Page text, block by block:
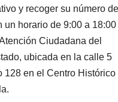
y recoger su número
un horario de 9:00 a
Ciudadana del
ubicada en la calle 5
128 en el Centro Histórico